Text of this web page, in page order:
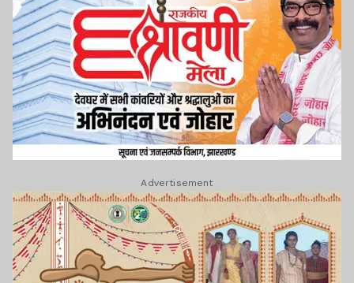
Advertisement